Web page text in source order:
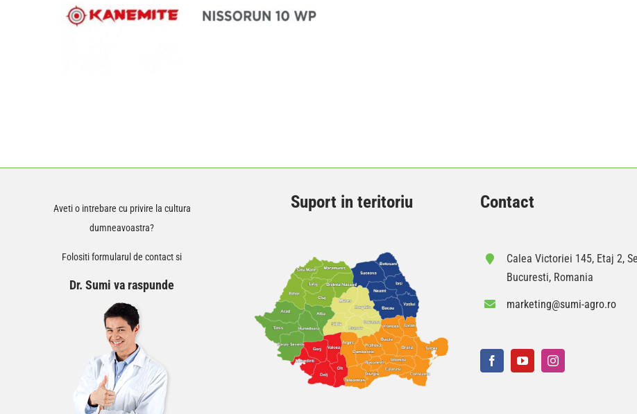
Aveti o intrebare cu privire la cultura
dumneavoastra?
Folositi formularul de contact si
Dr. Sumi va raspunde
Suport in teritoriu Contact
Calea Victoriei 145, Etaj 2,
Bucuresti, Romania
marketing@sumi-agro.ro